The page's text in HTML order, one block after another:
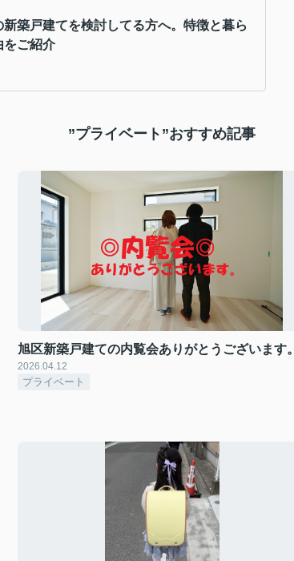
新築戸建てを検討してる方へ。特徴と暮ら
をご紹介
”プライベート”おすすめ記事
旭区新築戸建ての内覧会ありがとうございます。
2026.04.12
プライベート